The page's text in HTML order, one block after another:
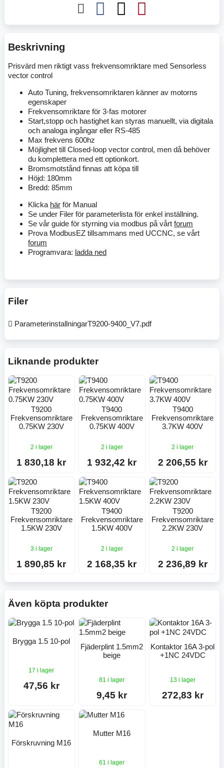
Beskrivning
Prisvärd men riktigt vass frekvensomriktare med Sensorless
vector control
Auto Tuning, frekvensomriktaren känner av motorns
egenskaper
Frekvensomriktare för 3-fas motorer
Start,stopp och hastighet kan styras manuellt, via digitala
och analoga ingångar eller RS-485
Max frekvens 600hz
Möjlighet till Closed-loop vector control, men då behöver
du komplettera med ett optionkort.
Bromsmotstånd finnas att köpa till
Höjd: 180mm
Bredd: 85mm
Klicka här för Manual
Se under Filer för parameterlista för enkel inställning.
Se vår guide för styrning via modbus på vårt forum
Prova ModbusEZ tillsammans med UCCNC, se vårt
forum
Programvara: ladda ned
Filer
ParameterinstallningarT9200-9400_V7.pdf
Liknande produkter
T9200
Frekvensomriktare
0.75KW 230V
2 i lager
1 830,18 kr
T9400
Frekvensomriktare
0.75KW 400V
2 i lager
1 932,42 kr
T9400
Frekvensomriktare
3.7KW 400V
2 i lager
2 206,55 kr
T9200
Frekvensomriktare
1.5KW 230V
3 i lager
1 890,85 kr
T9400
Frekvensomriktare
1.5KW 400V
2 i lager
2 168,35 kr
T9200
Frekvensomriktare
2.2KW 230V
2 i lager
2 236,89 kr
Även köpta produkter
Brygga 1.5 10-pol
17 i lager
47,56 kr
Fjäderplint 1.5mm2
beige
81 i lager
9,45 kr
Kontaktor 16A 3-pol
+1NC 24VDC
13 i lager
272,83 kr
Förskruvning M16
Mutter M16
61 i lager